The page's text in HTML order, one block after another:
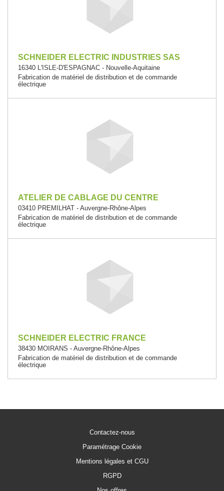
SCHNEIDER ELECTRIC INDUSTRIES SAS
16340 L'ISLE-D'ESPAGNAC - Nouvelle-Aquitaine
Fabrication de matériel de distribution et de commande
électrique
ATELIER DE CABLAGE DU CENTRE
03410 PREMILHAT - Auvergne-Rhône-Alpes
Fabrication de matériel de distribution et de commande
électrique
SCHNEIDER ELECTRIC FRANCE
38430 MOIRANS - Auvergne-Rhône-Alpes
Fabrication de matériel de distribution et de commande
électrique
Contactez-nous
Paramétrage Cookie
Mentions légales et CGU
RGPD